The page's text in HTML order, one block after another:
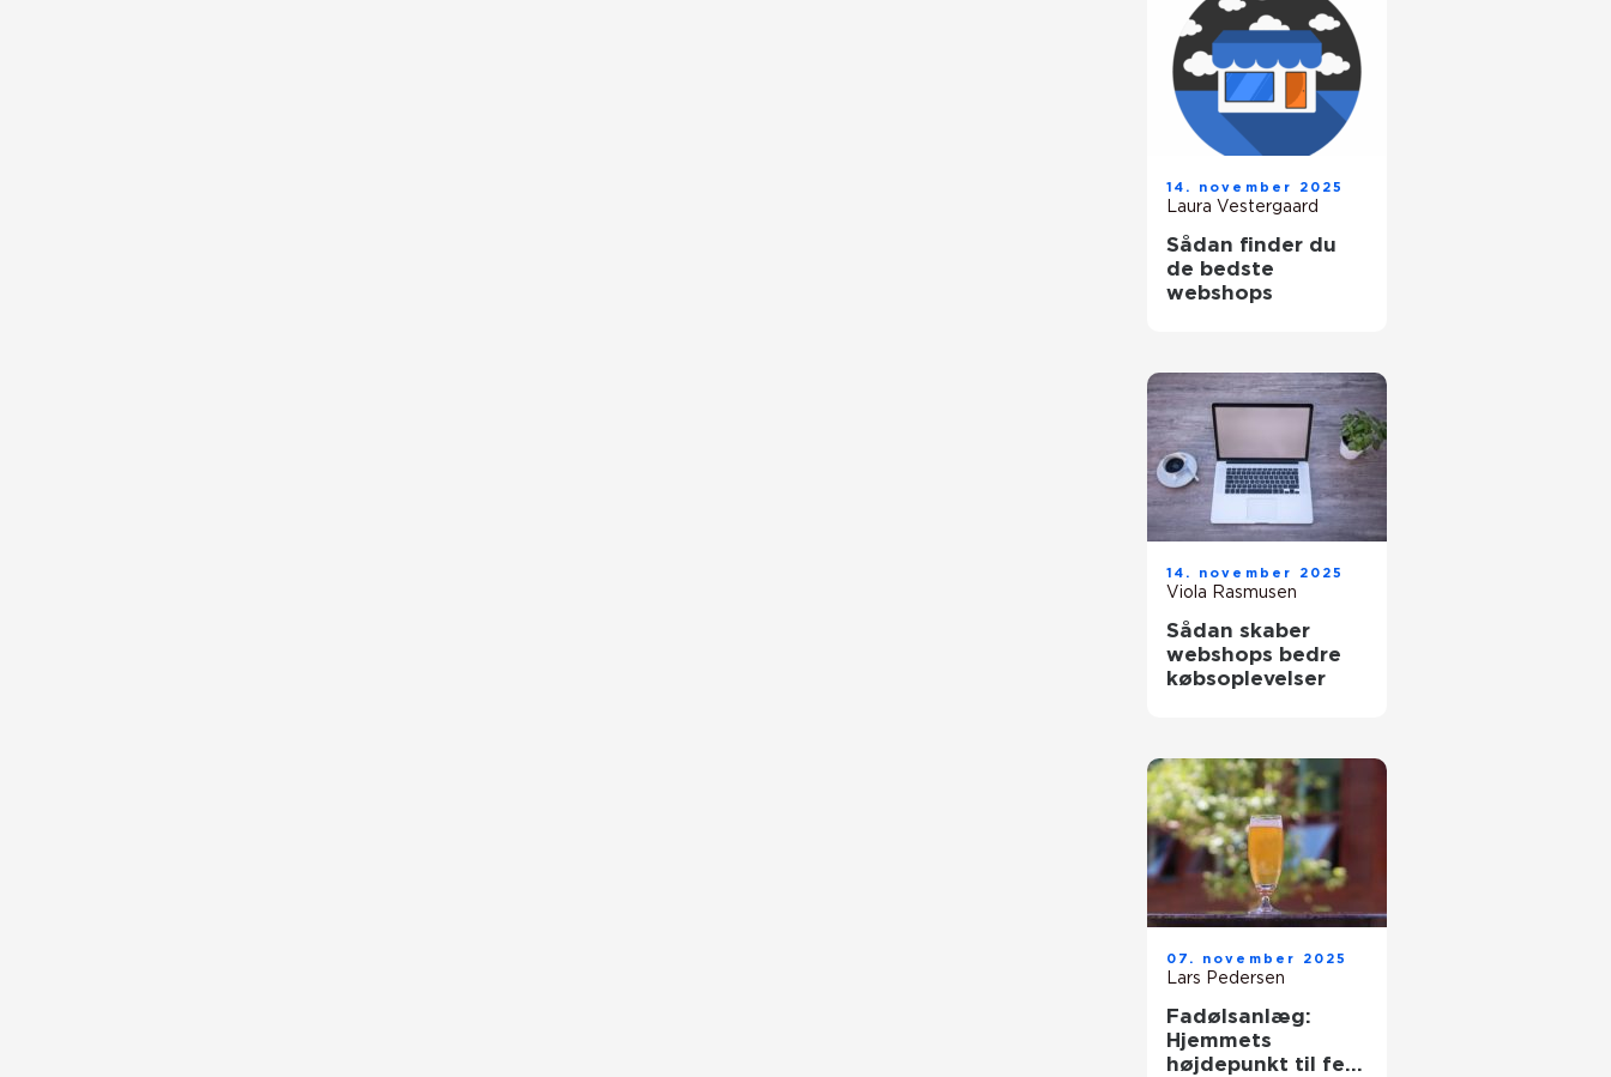
14. november 2025
Laura Vestergaard
Sådan finder du
de bedste
webshops
14. november 2025
Viola Rasmusen
Sådan skaber
webshops bedre
købsoplevelser
07. november 2025
Lars Pedersen
Fadølsanlæg:
Hjemmets
højdepunkt til fest